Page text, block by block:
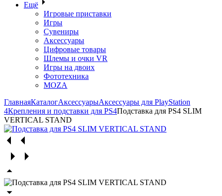
Ещё
Игровые приставки
Игры
Сувениры
Аксессуары
Цифровые товары
Шлемы и очки VR
Игры на двоих
Фототехника
MOZA
ГлавнаяКаталогАксессуарыАксессуары для PlayStation
4Крепления и подставки для PS4Подставка для PS4 SLIM
VERTICAL STAND